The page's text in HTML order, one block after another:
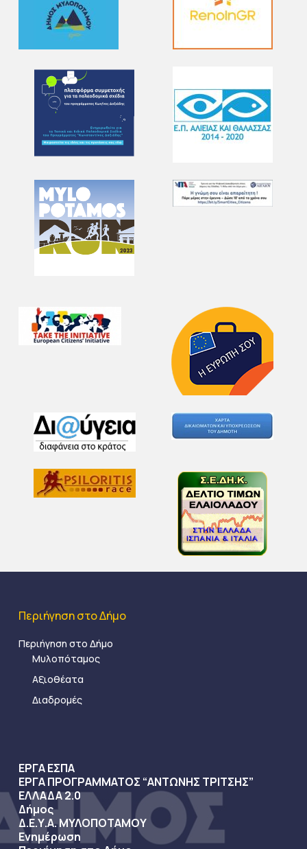
Περιήγηση στο Δήμο
Περιήγηση στο Δήμο
Μυλοπόταμος
Αξιοθέατα
Διαδρομές
ΕΡΓΑ ΕΣΠΑ
ΕΡΓΑ ΠΡΟΓΡΑΜΜΑΤΟΣ “ΑΝΤΩΝΗΣ ΤΡΙΤΣΗΣ”
ΕΛΛΑΔΑ 2.0
Δήμος
Δ.Ε.Υ.Α. ΜΥΛΟΠΟΤΑΜΟΥ
Ενημέρωση